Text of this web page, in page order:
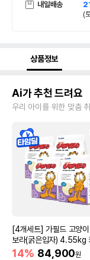
내일배송
(
상품정보
Ai가 추천 드려요
우리 아이를 위한 맞춤
[4개세트] 가필드 고양이
보라(굵은입자) 4.55kg
바모래
14% 84,900원